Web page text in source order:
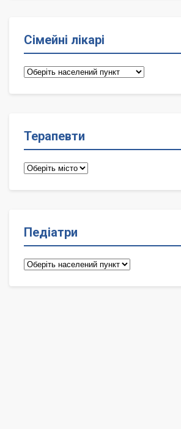
Сімейні лікарі
Сімейні
Терапевти
Терапевти
Педіатри
Педіатри